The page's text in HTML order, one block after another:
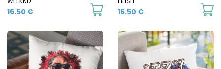
16.50 € 16.50 €